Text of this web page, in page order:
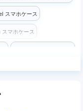
スマホケース
マホケース
ス
ス